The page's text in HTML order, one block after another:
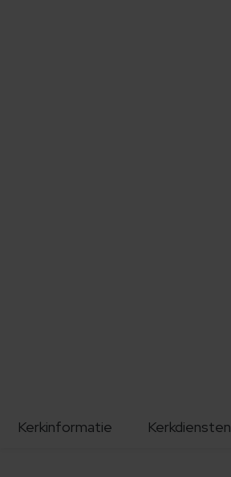
Kerkinformatie Kerkdiensten